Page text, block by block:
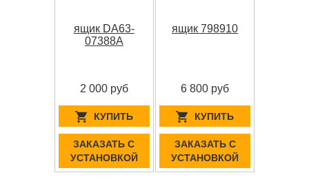
ящик DA63-
07388A
2 000 руб
КУПИТЬ
ЗАКАЗАТЬ С
УСТАНОВКОЙ
ящик 798910
6 800 руб
КУПИТЬ
ЗАКАЗАТЬ С
УСТАНОВКОЙ